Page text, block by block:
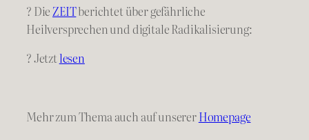
? Die ZEITberichtet über gefährliche
Heilversprechen und digitale Radikalisierung:
? Jetztlesen
Mehr zum Thema auch auf unsererHomepage